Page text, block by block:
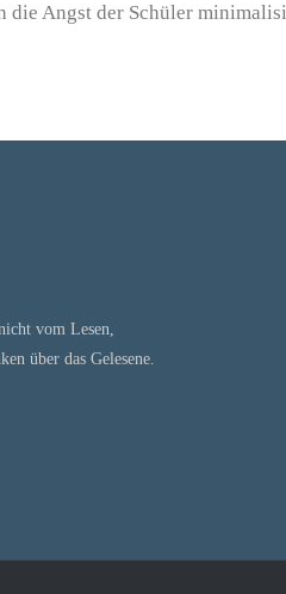
die Angst der Schüler
vom Lesen,
über das Gelesene.